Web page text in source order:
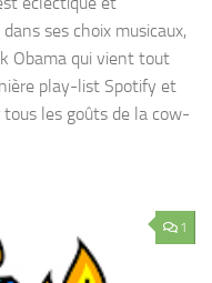
ses choix musicaux,
Obama qui vient tout
play-list Spotify et
tous les goûts de la cow-
1